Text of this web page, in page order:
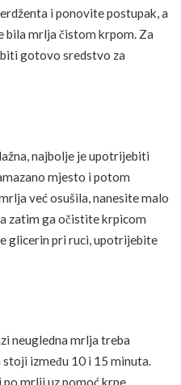
i ponovite postupak, a
bila mrlja čistom krpom. Za
gotovo sredstvo za
najbolje je upotrijebiti
mjesto i potom
već osušila, nanesite malo
zatim ga očistite krpicom
glicerin pri ruci, upotrijebite
neugledna mrlja treba
između 10 i 15 minuta.
mrlji uz pomoć krpe